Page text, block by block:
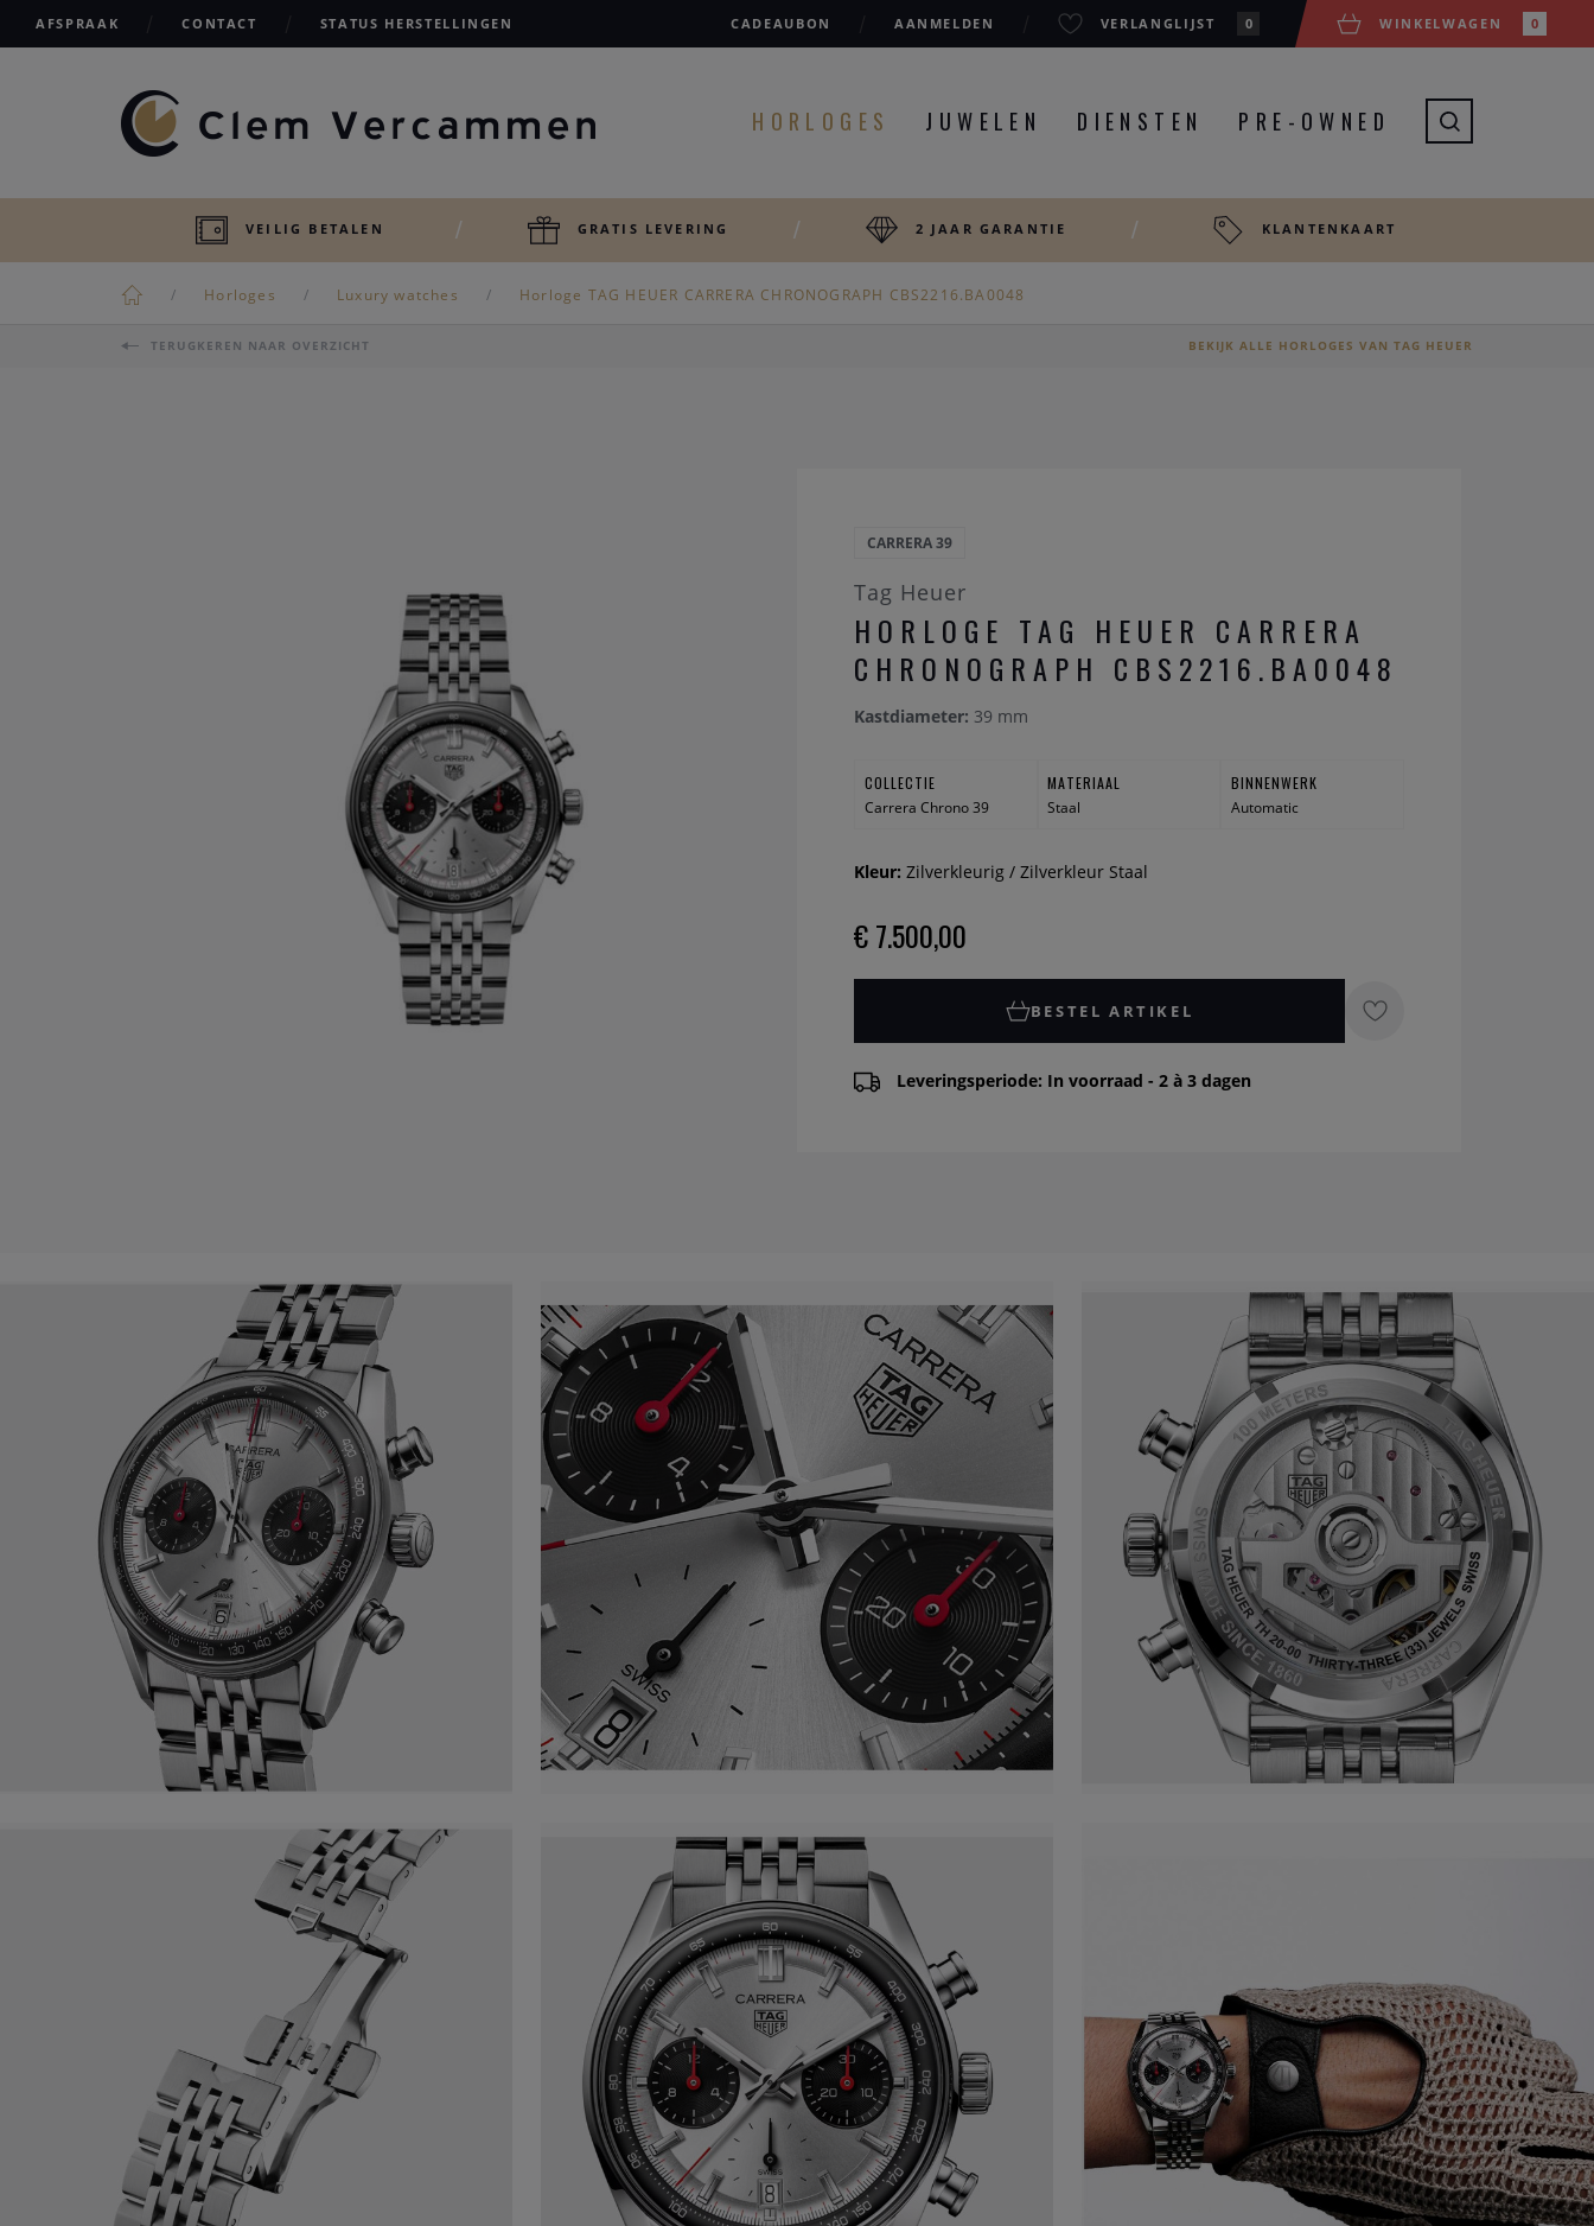
AFSPRAAK CONTACT STATUS HERSTELLINGEN CADEAUBON AANMELDEN VERLANGLIJST 0 WINKELWAGEN 0
HORLOGES JUWELEN DIENSTEN PRE-OWNED
VEILIG BETALEN GRATIS LEVERING 2 JAAR GARANTIE KLANTENKAART
Horloges Luxury watches Horloge TAG HEUER CARRERA CHRONOGRAPH CBS2216.BA0048
TERUGKEREN NAAR OVERZICHT BEKIJK ALLE HORLOGES VAN TAG HEUER
CARRERA 39
Tag Heuer
HORLOGE TAG HEUER CARRERA
CHRONOGRAPH CBS2216.BA0048
Kastdiameter: 39 mm
COLLECTIE
Carrera Chrono 39
MATERIAAL
Staal
BINNENWERK
Automatic
Kleur: Zilverkleurig / Zilverkleur Staal
€ 7.500,00
BESTEL ARTIKEL
Leveringsperiode: In voorraad - 2 à 3 dagen